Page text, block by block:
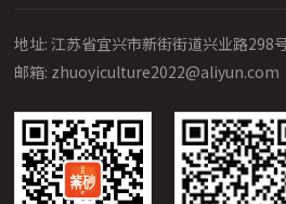
地址: 江苏省宜兴市新街街道兴业路298
邮箱: zhuoyiculture2022@aliyun.com